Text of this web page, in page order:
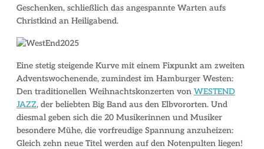
Geschenken, schließlich das angespannte Warten aufs
Christkind an Heiligabend.
Eine stetig steigende Kurve mit einem Fixpunkt am zweiten
Adventswochenende, zumindest im Hamburger Westen:
Den traditionellen Weihnachtskonzerten von WESTEND
JAZZ, der beliebten Big Band aus den Elbvororten. Und
diesmal geben sich die 20 Musikerinnen und Musiker
besondere Mühe, die vorfreudige Spannung anzuheizen:
Gleich zehn neue Titel werden auf den Notenpulten liegen!